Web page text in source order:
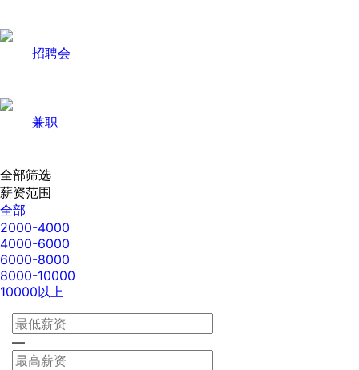
招聘会
兼职
全部筛选
薪资范围
全部
2000-4000
4000-6000
6000-8000
8000-10000
10000以上
—